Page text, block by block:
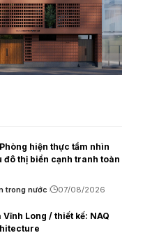
hiện thực tầm nhìn
đô thị biển cạnh tranh toàn
trong nước 07/08/2026
Vĩnh Long / thiết kế: NAQ